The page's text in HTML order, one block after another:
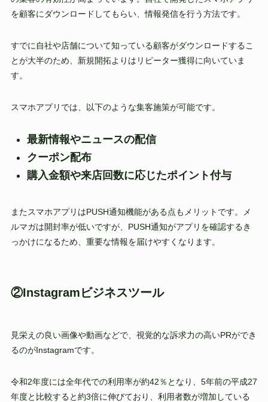
を顧客にダウンロードしてもらい、情報発信を行う方法です。
すでに自社や店舗について知っている顧客がダウンロードするこ
とが大半のため、新規開拓よりはリピーター獲得に向いていま
す。
スマホアプリでは、以下のような集客施策が可能です。
最新情報やニュースの配信
クーポン配布
購入金額や来店回数に応じたポイント付与
またスマホアプリはPUSH通知機能がある点もメリットです。メ
ルマガは開封率が低いですが、PUSH通知がアプリを確認するき
っかけになるため、重要な情報を届けやすくなります。
②Instagramビジネスツール
見栄えの良い画像や動画などで、視覚的な訴求力の高いPRができ
るのがInstagramです。
令和2年度には全年代での利用率が約42％となり、5年前の平成27
年度と比較すると約3倍に伸びており、利用者数が増加している